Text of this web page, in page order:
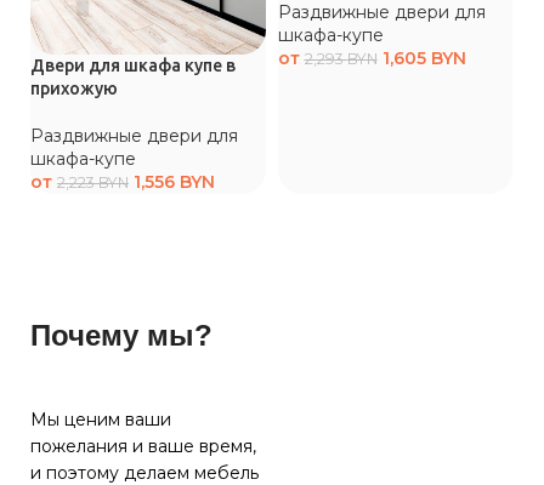
Двери для шкафа купе в
прихожую
Раздвижные двери для
шкафа-купе
от 2,223BYN 1,556 BYN
Раздвижные двери для
шкафа-купе
от 2,293BYN 1,605 BYN
Почему мы?
Мы ценим ваши
пожелания и ваше время,
и поэтому делаем мебель